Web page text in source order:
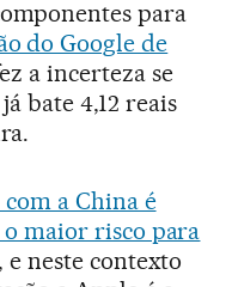
para
do Google de
a incerteza se
bate 4,12 reais
a China é
maior risco para
e neste contexto